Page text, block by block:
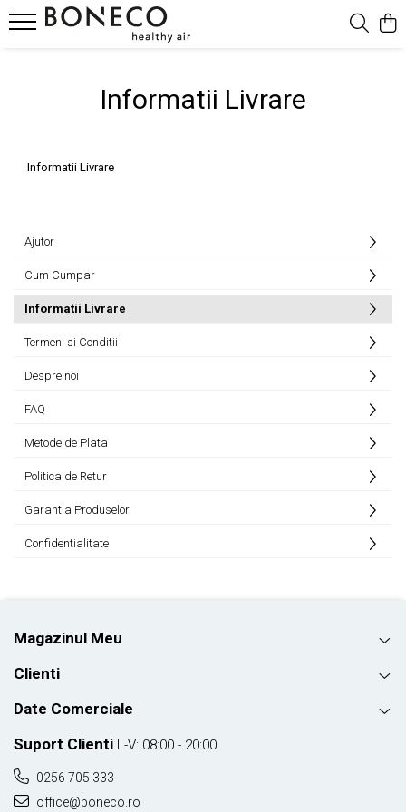
Purificatoare & Umidificatoare Hibrid
Purificatoare
Ventilatoare Air Shower
Accesorii
Informatii Livrare
Informatii Livrare
Ajutor
Cum Cumpar
Informatii Livrare
Termeni si Conditii
Despre noi
FAQ
Metode de Plata
Politica de Retur
Garantia Produselor
Confidentialitate
Magazinul Meu
Clienti
Date Comerciale
Suport Clienti L-V: 08:00 - 20:00
0256 705 333
office@boneco.ro